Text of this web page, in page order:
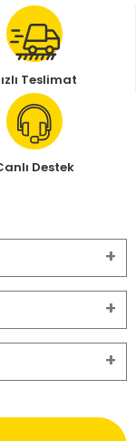
Teslimat
Destek